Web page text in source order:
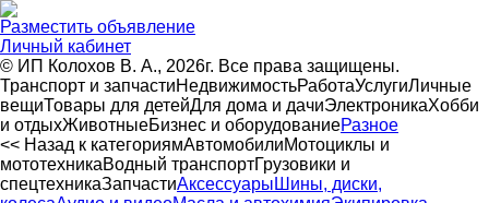
Разместить объявление
Личный кабинет
© ИП Колохов В. А., 2026г. Все права защищены.
Транспорт и запчастиНедвижимостьРаботаУслугиЛичные
вещиТовары для детейДля дома и дачиЭлектроникаХобби
и отдыхЖивотныеБизнес и оборудованиеРазное
<< Назад к категориямАвтомобилиМотоциклы и
мототехникаВодный транспортГрузовики и
спецтехникаЗапчастиАксессуары Шины, диски,